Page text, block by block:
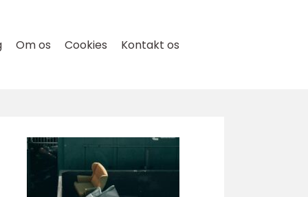
Om os Cookies Kontakt os